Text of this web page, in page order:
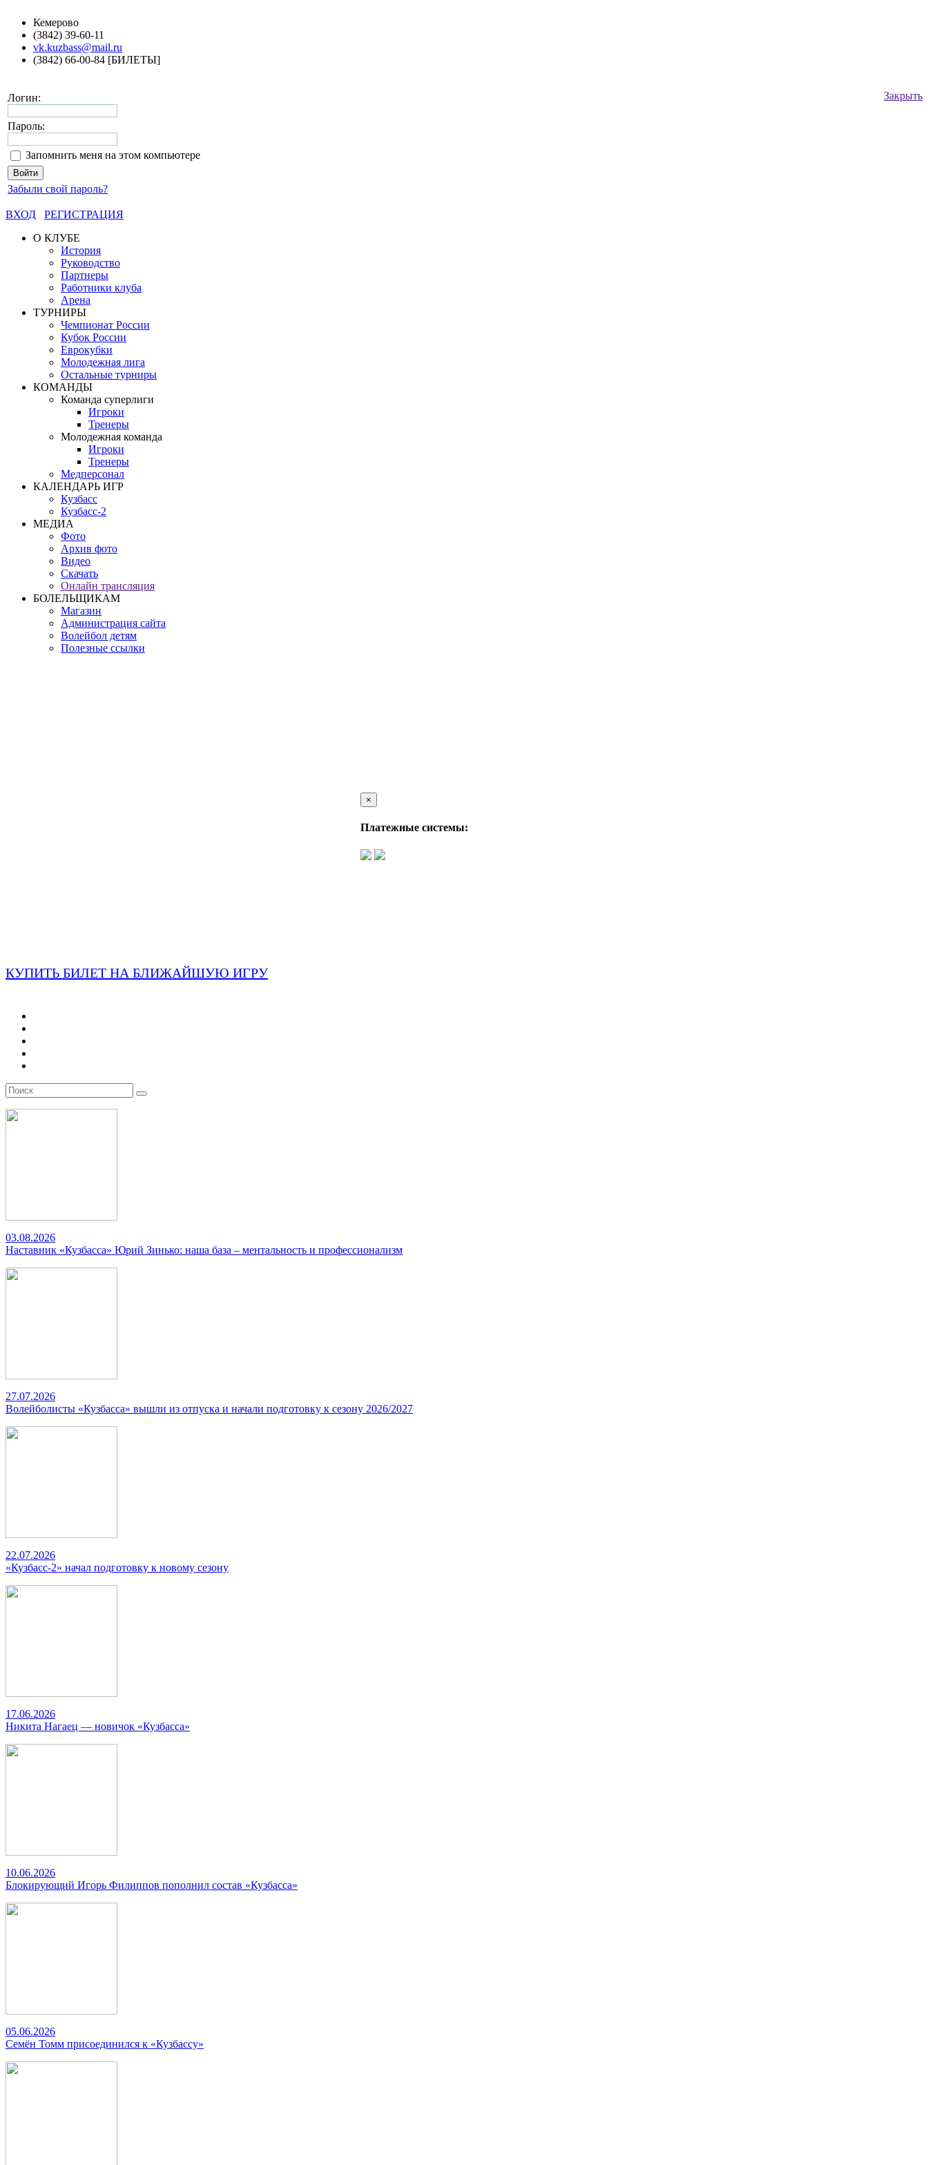
Кемерово
(3842) 39-60-11
vk.kuzbass@mail.ru
(3842) 66-00-84 [БИЛЕТЫ]
Закрыть
Логин:
Пароль:
Запомнить меня на этом компьютере
Забыли свой пароль?
ВХОД
РЕГИСТРАЦИЯ
О КЛУБЕ
История
Руководство
Партнеры
Работники клуба
Арена
ТУРНИРЫ
Чемпионат России
Кубок России
Еврокубки
Молодежная лига
Остальные турниры
КОМАНДЫ
Команда суперлиги
Игроки
Тренеры
Молодежная команда
Игроки
Тренеры
Медперсонал
КАЛЕНДАРЬ ИГР
Кузбасс
Кузбасс-2
МЕДИА
Фото
Архив фото
Видео
Скачать
Онлайн трансляция
БОЛЕЛЬЩИКАМ
Магазин
Администрация сайта
Волейбол детям
Полезные ссылки
×
Платежные системы:
КУПИТЬ БИЛЕТ НА БЛИЖАЙШУЮ ИГРУ
03.08.2026
Наставник «Кузбасса» Юрий Зинько: наша база – ментальность и профессионализм
27.07.2026
Волейболисты «Кузбасса» вышли из отпуска и начали подготовку к сезону 2026/2027
22.07.2026
«Кузбасс-2» начал подготовку к новому сезону
17.06.2026
Никита Нагаец — новичок «Кузбасса»
10.06.2026
Блокирующий Игорь Филиппов пополнил состав «Кузбасса»
05.06.2026
Семён Томм присоединился к «Кузбассу»